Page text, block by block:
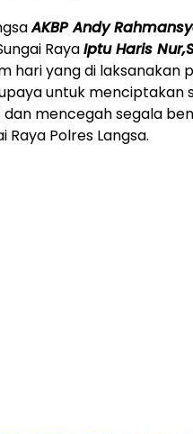
AKBP Andy
RayaIptu Haris
hari yang di laksanakan
untuk menciptakan
dan mencegah segala
Raya Polres Langsa.